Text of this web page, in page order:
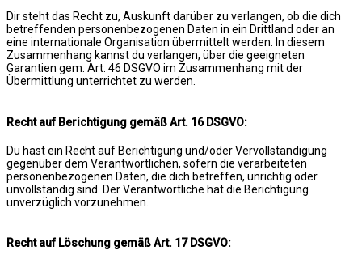
Dir steht das Recht zu, Auskunft darüber zu verlangen, ob die dich
betreffenden personenbezogenen Daten in ein Drittland oder an
eine internationale Organisation übermittelt werden. In diesem
Zusammenhang kannst du verlangen, über die geeigneten
Garantien gem. Art. 46 DSGVO im Zusammenhang mit der
Übermittlung unterrichtet zu werden.
Recht auf Berichtigung gemäß Art. 16 DSGVO:
Du hast ein Recht auf Berichtigung und/oder Vervollständigung
gegenüber dem Verantwortlichen, sofern die verarbeiteten
personenbezogenen Daten, die dich betreffen, unrichtig oder
unvollständig sind. Der Verantwortliche hat die Berichtigung
unverzüglich vorzunehmen.
Recht auf Löschung gemäß Art. 17 DSGVO: